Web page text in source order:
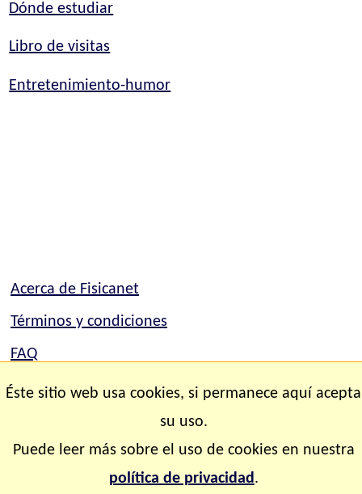
Dónde estudiar
Libro de visitas
Entretenimiento-humor
Acerca de Fisicanet
Términos y condiciones
FAQ
Mapa del sitio
Copyright © 2.000-2.028 Fisicanet ® Todos los
Éste sitio web usa cookies, si permanece aquí acepta
su uso.
Puede leer más sobre el uso de cookies en nuestra
política de privacidad.